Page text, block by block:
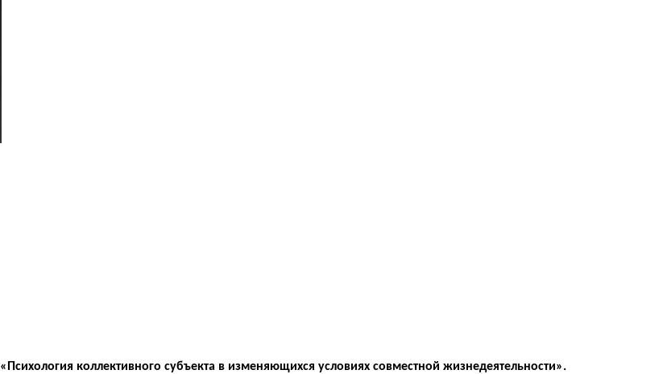
«Психология коллективного субъекта в изменяющихся условиях совместной жизнедеятельности».